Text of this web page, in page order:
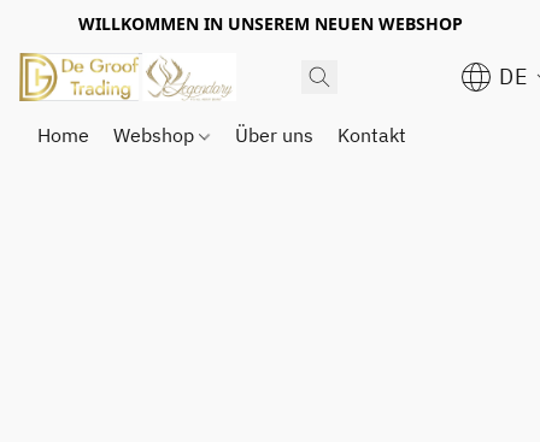
WILLKOMMEN IN UNSEREM NEUEN WEBSHOP
DE
Home Webshop Über uns Kontakt